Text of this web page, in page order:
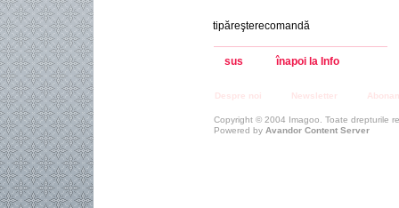
tipăreşterecomandă
sus înapoi la Info
Despre noi Newsletter
Copyright © 2004 Imagoo. Toate drepturile
Powered by Avandor Content Server